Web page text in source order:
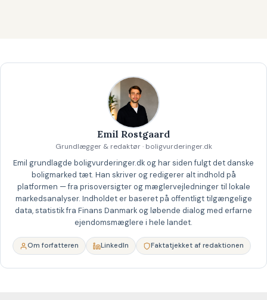
Emil Rostgaard
Grundlægger & redaktør · boligvurderinger.dk
Emil grundlagde boligvurderinger.dk og har siden fulgt det danske
boligmarked tæt. Han skriver og redigerer alt indhold på
platformen — fra prisoversigter og mæglervejledninger til lokale
markedsanalyser. Indholdet er baseret på offentligt tilgængelige
data, statistik fra Finans Danmark og løbende dialog med erfarne
ejendomsmæglere i hele landet.
Om forfatteren LinkedIn Faktatjekket af redaktionen